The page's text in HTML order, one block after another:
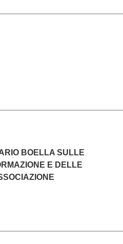
BOELLA SULLE
E DELLE